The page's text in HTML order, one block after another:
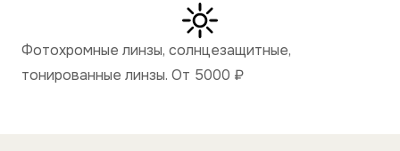
Фотохромные линзы, солнцезащитные,
тонированные линзы. От 5000 ₽